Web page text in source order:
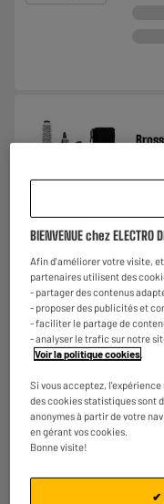
★★★★★
★★★★★
Comparer
17€98
LE PRIX BAS
Fer à
98
BIENVENUE chez ELECTRO
Afin d'améliorer votre visite, et
partenaires utilisent des
- partager des contenus
- proposer des publicités et
- faciliter le partage de
- analyser le trafic sur notre
Voir la politique cookies.
Si vous acceptez,
des cookies statistiques sont
anonymes à partir de votre
en gérant vos cookies.
Bonne visite!
✔